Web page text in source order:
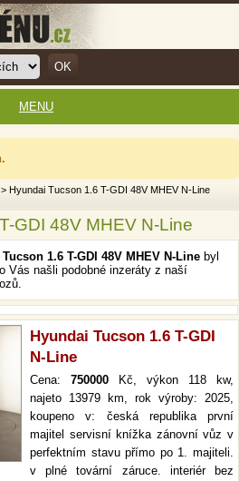
> Hyundai Tucson 1.6 T-GDI 48V MHEV N-Line
GDI 48V MHEV N-Line
1.6 T-GDI 48V MHEV N-Line byl
Vás našli podobné inzeráty z naší
Hyundai Tucson 1.6 T-GDI
N-Line
Cena: 750000 Kč, výkon 118 kw,
najeto 13979 km, rok výroby: 2025,
koupeno v: česká republika první
majitel servisní knížka zánovní vůz v
perfektním stavu přímo po 1. majiteli.
v plné tovární záruce. interiér bez
MENU